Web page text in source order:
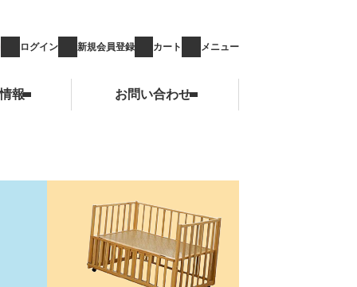
ログイン 新規会員登録 カート メニュー
報 お問い合わせ